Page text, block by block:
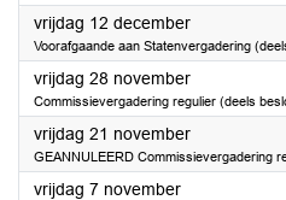
vrijdag 12 december2025
Voorafgaande aan Statenvergadering
vrijdag 28 november2025
Commissievergadering regulier (deels
vrijdag 21 november2025
GEANNULEERD Commissievergadering
vrijdag 7 november2025